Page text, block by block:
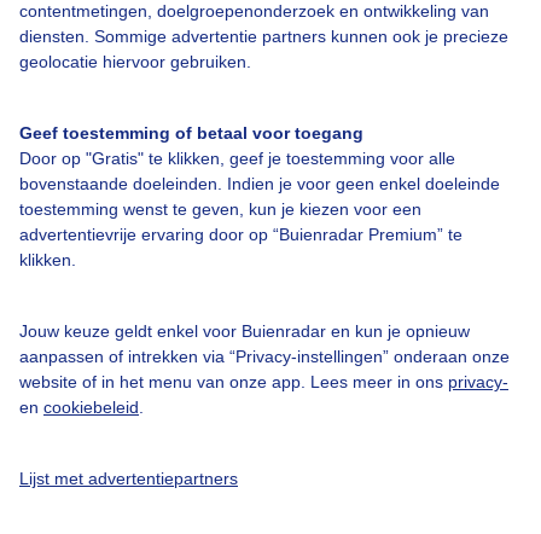
contentmetingen, doelgroepenonderzoek en ontwikkeling van
diensten. Sommige advertentie partners kunnen ook je precieze
geolocatie hiervoor gebruiken.
Geef toestemming of betaal voor toegang
Door op "Gratis" te klikken, geef je toestemming voor alle
bovenstaande doeleinden. Indien je voor geen enkel doeleinde
toestemming wenst te geven, kun je kiezen voor een
advertentievrije ervaring door op “Buienradar Premium” te
klikken.
Jouw keuze geldt enkel voor Buienradar en kun je opnieuw
aanpassen of intrekken via “Privacy-instellingen” onderaan onze
website of in het menu van onze app. Lees meer in ons privacy-
en cookiebeleid
Lijst met advertentiepartners
Bedrijfsgegevens
Veelgestelde vragen
Contact
Adverteren
Buienradar Team
Cookie beleid